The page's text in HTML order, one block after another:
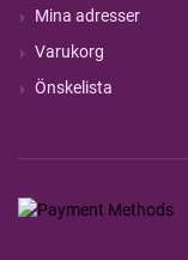
Mina adresser
Varukorg
Önskelista